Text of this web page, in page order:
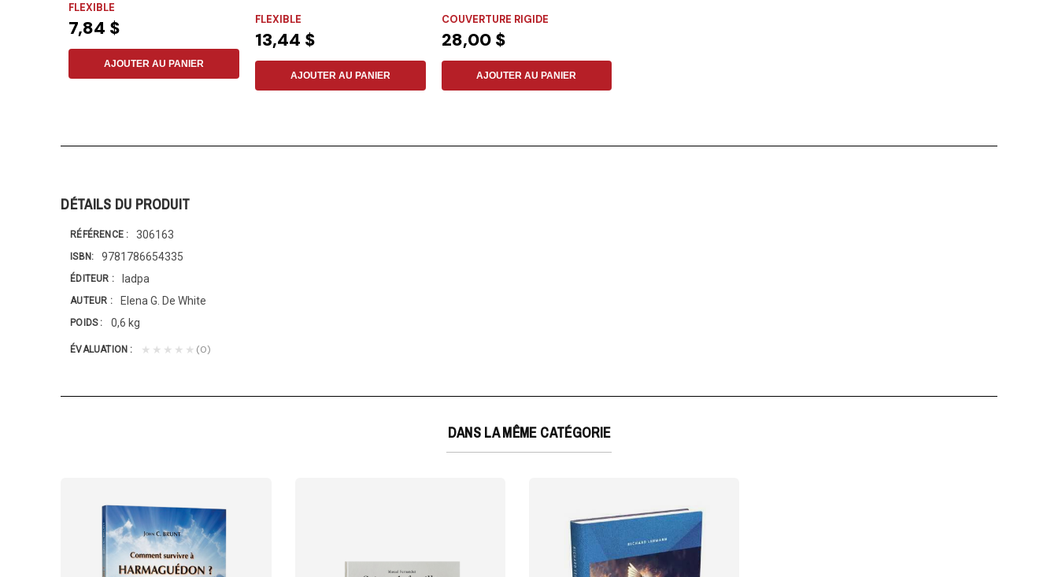
FLEXIBLE
7,84 $
AJOUTER AU PANIER
FLEXIBLE
13,44 $
AJOUTER AU PANIER
COUVERTURE RIGIDE
28,00 $
AJOUTER AU PANIER
DÉTAILS DU PRODUIT
RÉFÉRENCE 306163
ISBN 9781786654335
ÉDITEUR Iadpa
AUTEUR Elena G. De White
POIDS 0,6 kg
ÉVALUATION ★★★★★ (0)
DANS LA MÊME CATÉGORIE